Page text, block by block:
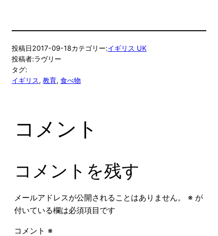
投稿日2017-09-18カテゴリー:イギリス UK
投稿者:ラヴリー
タグ:
イギリス, 教育, 食べ物
コメント
コメントを残す
メールアドレスが公開されることはありません。 ※が
付いている欄は必須項目です
コメント ※